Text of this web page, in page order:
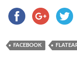
FACEBOOK